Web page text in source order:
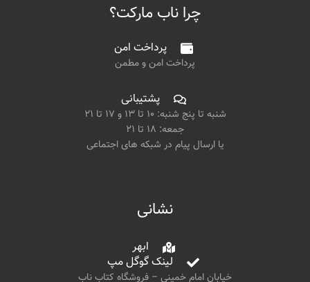
چرا ناب مارکت؟
پرداخت امن
پرداخت امن و مطمن
پشتیبانی
شنبه تا پنج شنبه: ۱۰ تا ۱۳ و ۱۷ تا ۲۱
جمعه: ۱۸ تا ۲۱
یا ارسال پیام در شبکه های اجتماعی
نشانی
ابهر
لینک گوگل مپ
خیابان امام خمینی – فروشگاه کتاب ناب